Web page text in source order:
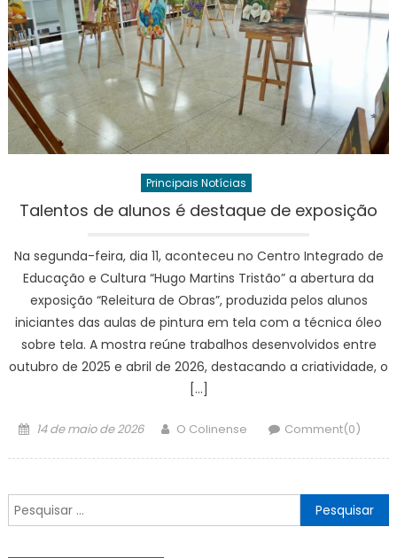
Principais Notícias
Talentos de alunos é destaque de exposição
Na segunda-feira, dia 11, aconteceu no Centro Integrado de
Educação e Cultura “Hugo Martins Tristão” a abertura da
exposição “Releitura de Obras”, produzida pelos alunos
iniciantes das aulas de pintura em tela com a técnica óleo
sobre tela. A mostra reúne trabalhos desenvolvidos entre
outubro de 2025 e abril de 2026, destacando a criatividade, o
[…]
Posted
14 de maio de 2026 Author
O Colinense Comment(0)
Pesquisar
por: